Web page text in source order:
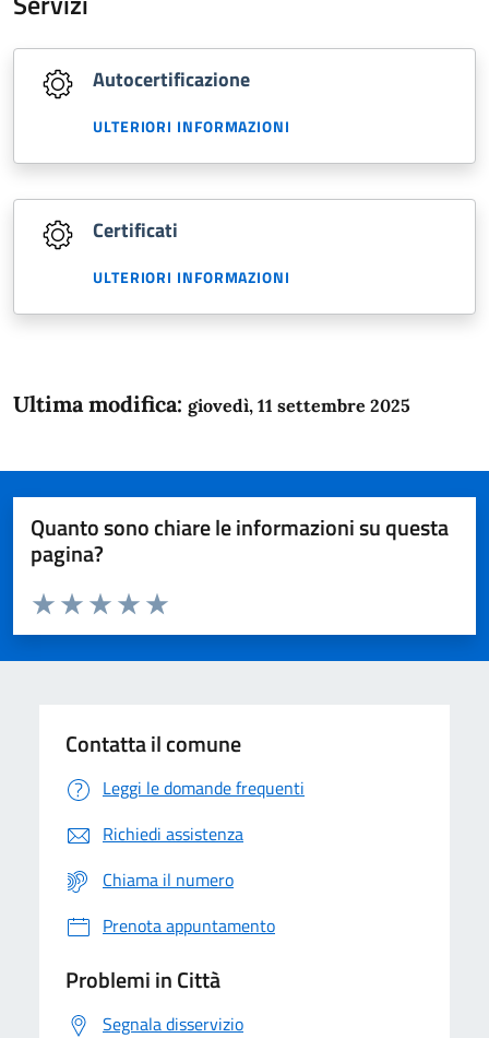
Autocertificazione
ULTERIORI INFORMAZIONI
Certificati
ULTERIORI INFORMAZIONI
Ultima modifica: giovedì, 11 settembre 2025
Quanto sono chiare le informazioni su questa
pagina?
Domanda
Valuta da 1 a 5 stelle la pagina
Valuta 5 stelle su 5
Valuta 4 stelle su 5
Valuta 3 stelle su 5
Valuta 2 stelle su 5
Valuta 1 stelle su 5
Contatta il comune
Leggi le domande frequenti
Richiedi assistenza
Chiama il numero
Prenota appuntamento
Problemi in Città
Segnala disservizio